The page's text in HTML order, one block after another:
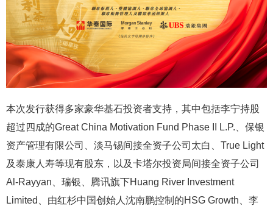
本次发行获得多家豪华基石投资者支持，其中包括李宁持股
超过四成的Great China Motivation Fund Phase II L.P.、保银
资产管理有限公司、淡马锡间接全资子公司太白、True Light
及泰康人寿等现有股东，以及卡塔尔投资局间接全资子公司
Al-Rayyan、瑞银、腾讯旗下Huang River Investment
Limited、由红杉中国创始人沈南鹏控制的HSG Growth、李